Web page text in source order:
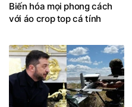
Biến hóa mọi phong cách
với áo crop top cá tính